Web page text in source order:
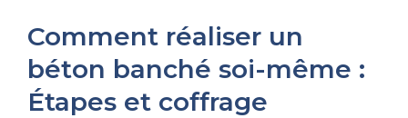
Comment réaliser un
béton banché soi-même :
Étapes et coffrage